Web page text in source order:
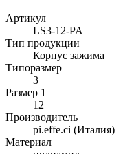
Артикул
LS3-12-PA
Тип продукции
Корпус зажима
Типоразмер
3
Размер 1
12
Производитель
pi.effe.ci (Италия)
Материал